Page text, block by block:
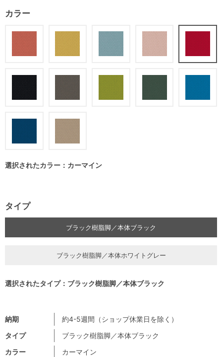
納期
約4-5週間（ショップ休業日を除く）
タイプ
ブラック樹脂脚／本体ブラック
カラー
カーマイン
カラー
選択されたカラー：カーマイン
タイプ
ブラック樹脂脚／本体ブラック
ブラック樹脂脚／本体ホワイトグレー
選択されたタイプ：ブラック樹脂脚／本体ブラック